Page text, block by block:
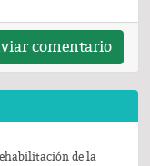
comentario
de la